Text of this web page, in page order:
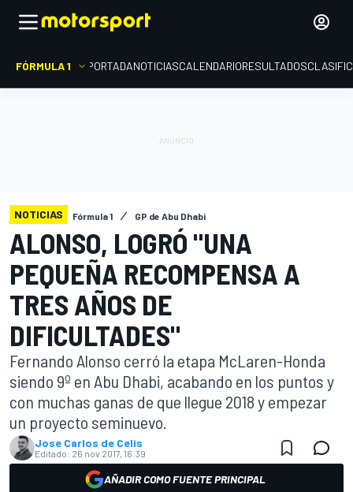
FÓRMULA 1 PORTADANOTICIASCALENDARIORESULTADOS
NOTICIAS Fórmula 1 GP de Abu Dhabi
ALONSO, LOGRÓ "UNA
PEQUEÑA RECOMPENSA A
TRES AÑOS DE
DIFICULTADES"
Fernando Alonso cerró la etapa McLaren-Honda
siendo 9º en Abu Dhabi, acabando en los puntos y
con muchas ganas de que llegue 2018 y empezar
un proyecto seminuevo.
Jose Carlos de Celis
Editado: 26 nov 2017, 16:39
AÑADIR COMO FUENTE PRINCIPAL